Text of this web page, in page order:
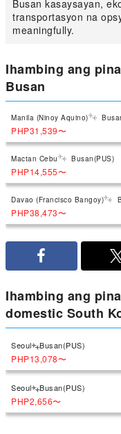
Busan kasaysayan,
transportasyon na
meaningfully.
Ihambing ang
Busan
Manila (Ninoy Aquino)
PHP31,539〜
Mactan Cebu Busan(PUS)
PHP14,555〜
Davao (Francisco Bangoy)
PHP38,473〜
Ihambing ang
domestic South
Seoul Busan(PUS)
PHP13,078〜
Seoul Busan(PUS)
PHP2,656〜